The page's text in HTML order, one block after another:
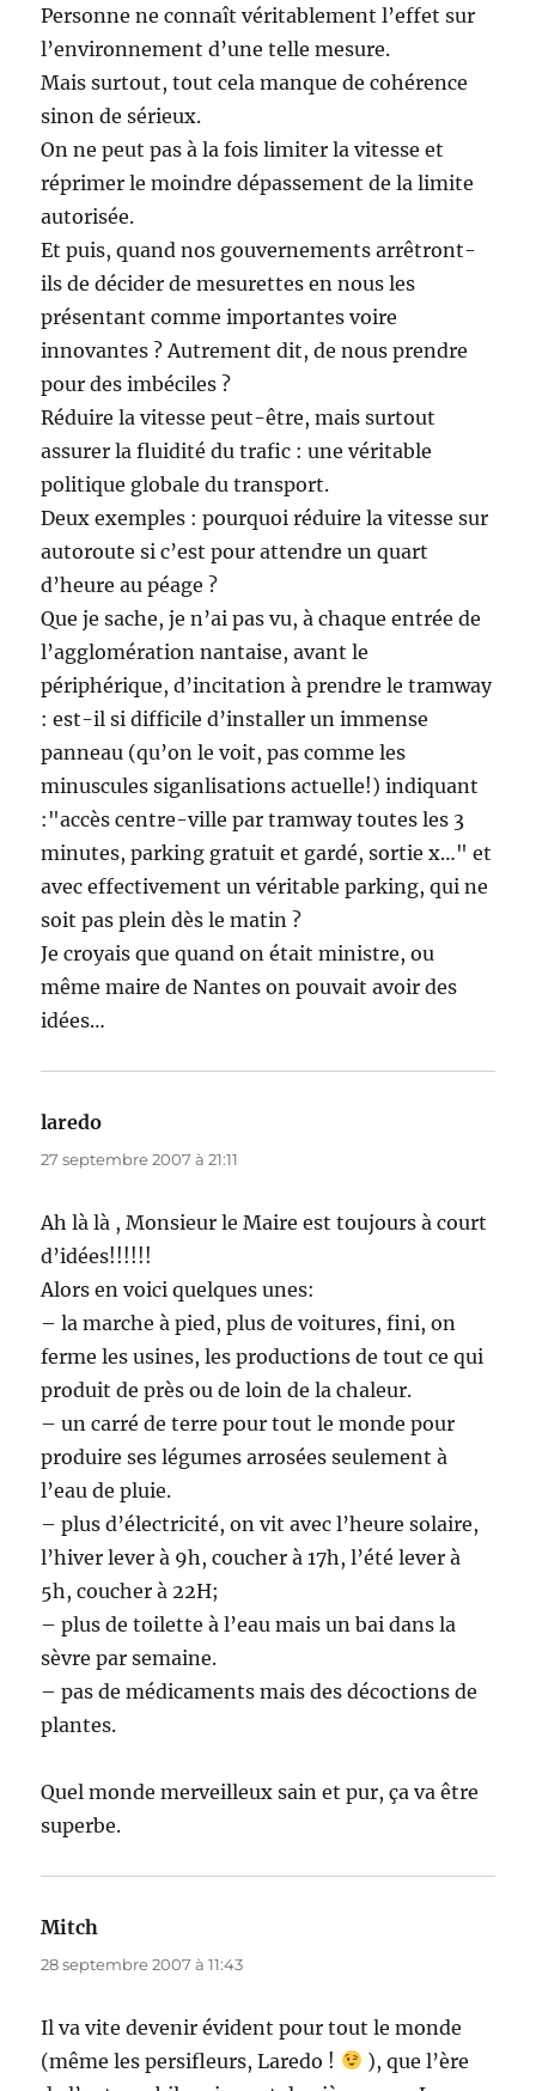
Personne ne connaît véritablement l’effet sur
l’environnement d’une telle mesure.
Mais surtout, tout cela manque de cohérence
sinon de sérieux.
On ne peut pas à la fois limiter la vitesse et
réprimer le moindre dépassement de la limite
autorisée.
Et puis, quand nos gouvernements arrêtront-
ils de décider de mesurettes en nous les
présentant comme importantes voire
innovantes ? Autrement dit, de nous prendre
pour des imbéciles ?
Réduire la vitesse peut-être, mais surtout
assurer la fluidité du trafic : une véritable
politique globale du transport.
Deux exemples : pourquoi réduire la vitesse sur
autoroute si c’est pour attendre un quart
d’heure au péage ?
Que je sache, je n’ai pas vu, à chaque entrée de
l’agglomération nantaise, avant le
périphérique, d’incitation à prendre le tramway
: est-il si difficile d’installer un immense
panneau (qu’on le voit, pas comme les
minuscules siganlisations actuelle!) indiquant
:"accès centre-ville par tramway toutes les 3
minutes, parking gratuit et gardé, sortie x…" et
avec effectivement un véritable parking, qui ne
soit pas plein dès le matin ?
Je croyais que quand on était ministre, ou
même maire de Nantes on pouvait avoir des
idées…
laredo
27 septembre 2007 à 21:11
Ah là là , Monsieur le Maire est toujours à court
d’idées!!!!!!
Alors en voici quelques unes:
– la marche à pied, plus de voitures, fini, on
ferme les usines, les productions de tout ce qui
produit de près ou de loin de la chaleur.
– un carré de terre pour tout le monde pour
produire ses légumes arrosées seulement à
l’eau de pluie.
– plus d’électricité, on vit avec l’heure solaire,
l’hiver lever à 9h, coucher à 17h, l’été lever à
5h, coucher à 22H;
– plus de toilette à l’eau mais un bai dans la
sèvre par semaine.
– pas de médicaments mais des décoctions de
plantes.
Quel monde merveilleux sain et pur, ça va être
superbe.
Mitch
28 septembre 2007 à 11:43
Il va vite devenir évident pour tout le monde
(même les persifleurs, Laredo !
), que l’ère